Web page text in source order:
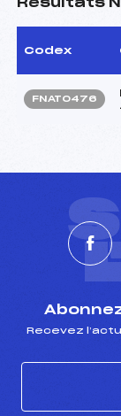
Résultats
Codex
FNAT0476
Recevez